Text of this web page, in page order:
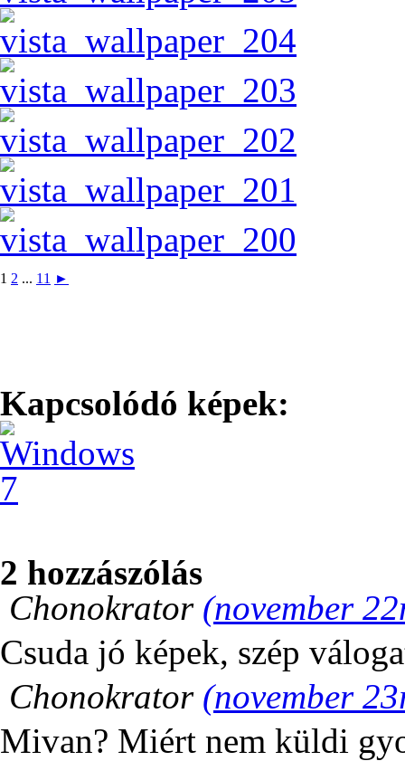
1 2 ... 11 ►
Kapcsolódó képek:
2 hozzászólás
Chonokrator (november
Csuda jó képek, szép
Chonokrator (november
Mivan? Miért nem küldi